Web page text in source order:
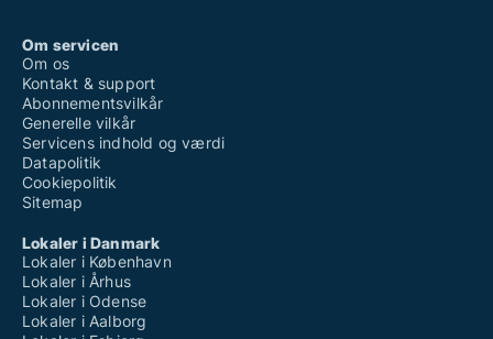
Om servicen
Om os
Kontakt & support
Abonnementsvilkår
Generelle vilkår
Servicens indhold og værdi
Datapolitik
Cookiepolitik
Sitemap
Lokaler i Danmark
Lokaler i København
Lokaler i Århus
Lokaler i Odense
Lokaler i Aalborg